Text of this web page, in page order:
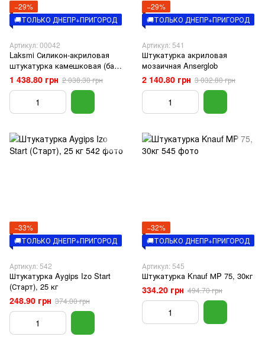
−29%
🚚ТОЛЬКО ДНЕПР+ПРИГОРОД
Артикул: 00042
Laksmi Силикон-акриловая
штукатурка камешковая (база
А) 1,5 мм, 25кг
1 438.80 грн 2 038.30 грн
−29%
🚚ТОЛЬКО ДНЕПР+ПРИГОРОД
Артикул: 541
Штукатурка акриловая
мозаичная Anserglob
2 140.80 грн 3 032.80 грн
−33%
🚚ТОЛЬКО ДНЕПР+ПРИГОРОД
Артикул: 542
Штукатурка Aygips Izo Start
(Старт), 25 кг
248.90 грн 374.00 грн
−32%
🚚ТОЛЬКО ДНЕПР+ПРИГОРОД
Артикул: 545
Штукатурка Knauf МP 75, 30кг
334.20 грн 494.70 грн